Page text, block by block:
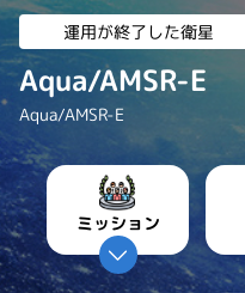
運用が終了した衛星
Aqua/AMSR-E
Aqua/AMSR-E
ミッション